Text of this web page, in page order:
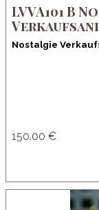
LVVA101 B
Nostalgie
150.00 €